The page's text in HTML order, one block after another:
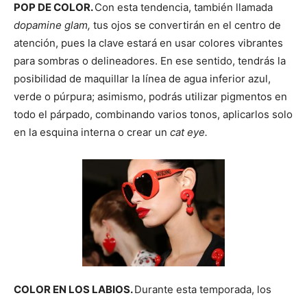
POP DE COLOR.Con esta tendencia, también llamada
dopamine glam, tus ojos se convertirán en el centro de
atención, pues la clave estará en usar colores vibrantes
para sombras o delineadores. En ese sentido, tendrás la
posibilidad de maquillar la línea de agua inferior azul,
verde o púrpura; asimismo, podrás utilizar pigmentos en
todo el párpado, combinando varios tonos, aplicarlos solo
en la esquina interna o crear un cat eye.
COLOR EN LOS LABIOS.Durante esta temporada, los